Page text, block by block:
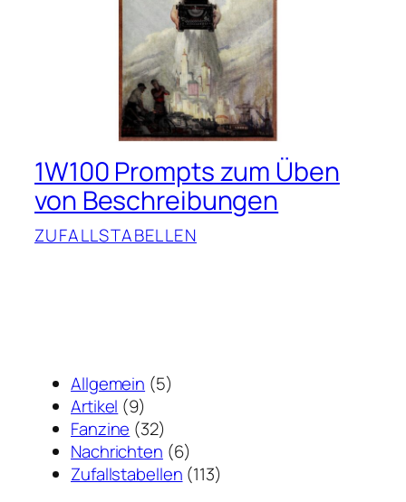
1W100 Prompts zum Üben
von Beschreibungen
ZUFALLSTABELLEN
Allgemein (5)
Artikel (9)
Fanzine (32)
Nachrichten (6)
Zufallstabellen (113)